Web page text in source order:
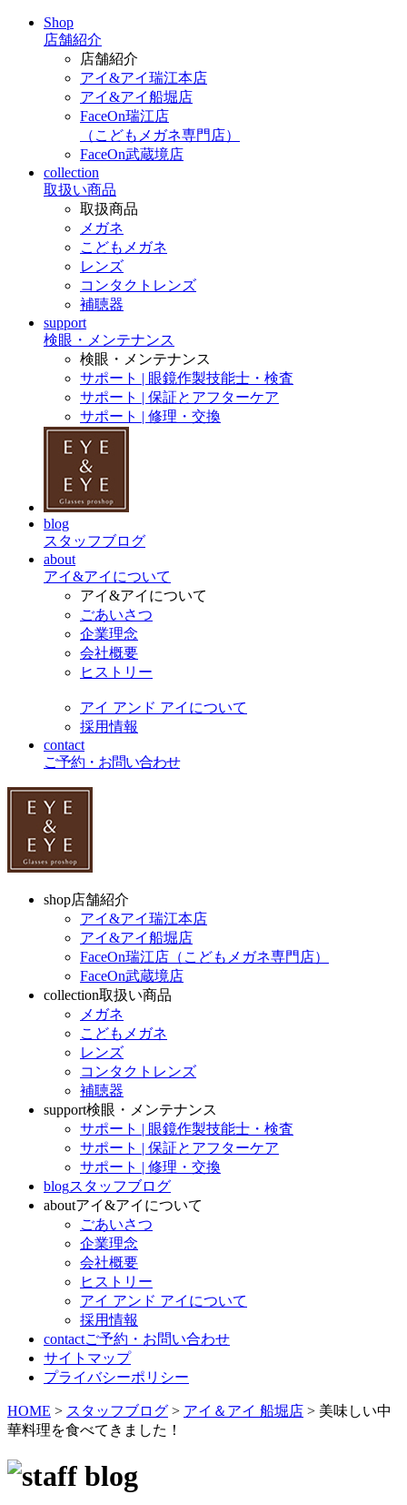
Shop
店舗紹介
店舗紹介
アイ&アイ瑞江本店
アイ&アイ船堀店
FaceOn瑞江店
（こどもメガネ専門店）
FaceOn武蔵境店
collection
取扱い商品
取扱商品
メガネ
こどもメガネ
レンズ
コンタクトレンズ
補聴器
support
検眼・メンテナンス
検眼・メンテナンス
サポート | 眼鏡作製技能士・検査
サポート | 保証とアフターケア
サポート | 修理・交換
blog
スタッフブログ
about
アイ&アイについて
アイ&アイについて
ごあいさつ
企業理念
会社概要
ヒストリー
アイ アンド アイについて
採用情報
contact
ご予約・お問い合わせ
shop店舗紹介
アイ&アイ瑞江本店
アイ&アイ船堀店
FaceOn瑞江店（こどもメガネ専門店）
FaceOn武蔵境店
collection取扱い商品
メガネ
こどもメガネ
レンズ
コンタクトレンズ
補聴器
support検眼・メンテナンス
サポート | 眼鏡作製技能士・検査
サポート | 保証とアフターケア
サポート | 修理・交換
blogスタッフブログ
aboutアイ&アイについて
ごあいさつ
企業理念
会社概要
ヒストリー
アイ アンド アイについて
採用情報
contactご予約・お問い合わせ
サイトマップ
プライバシーポリシー
HOME > スタッフブログ > アイ＆アイ 船堀店 > 美味しい中
華料理を食べてきました！